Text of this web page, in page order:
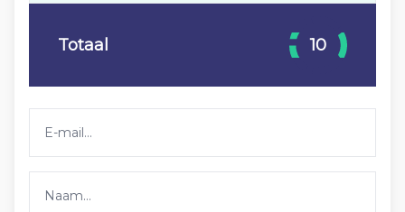
Totaal 10